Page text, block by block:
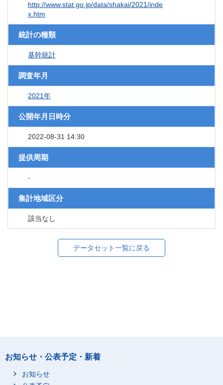
http://www.stat.go.jp/data/shakai/2021/inde
x.htm
統計の種類
基幹統計
調査年月
2021年
公開年月日時分
2022-08-31 14:30
提供周期
-
集計地域区分
該当なし
データセット一覧に戻る
お知らせ・公表予定・新着
お知らせ